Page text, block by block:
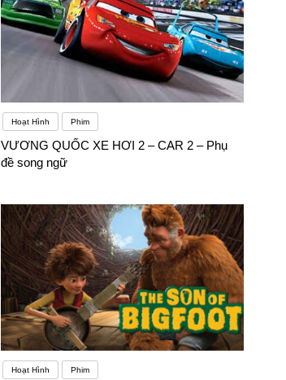
Hoạt Hình Phim
VƯƠNG QUỐC XE HƠI 2 – CAR 2 – Phụ
đề song ngữ
Hoạt Hình Phim